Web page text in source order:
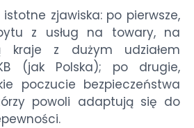
zjawiska: po pierwsze,
z usług na towary, na
kraje z dużym udziałem
(jak Polska); po drugie,
poczucie bezpieczeństwa
powoli adaptują się do